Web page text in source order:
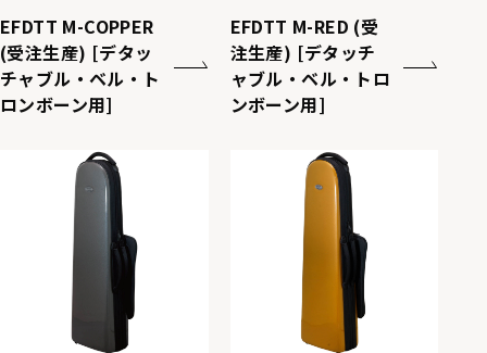
M-BLK M-GOLD
EFDTT M-COPPER
(受注生産) [デタッ
チャブル・ベル・ト
ロンボーン用]
EFDTT M-RED (受
注生産) [デタッチ
ャブル・ベル・トロ
ンボーン用]